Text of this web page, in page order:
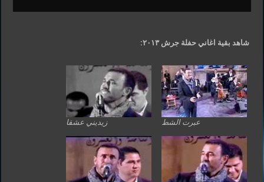
شاهد بقية اغاني حفلة جرش ٢٠١٣:
عبرت الشط زيديني عشقا